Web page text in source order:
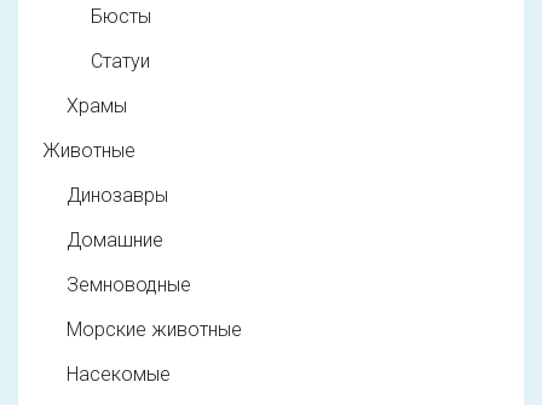
Бюсты
Статуи
Храмы
Животные
Динозавры
Домашние
Земноводные
Морские животные
Насекомые